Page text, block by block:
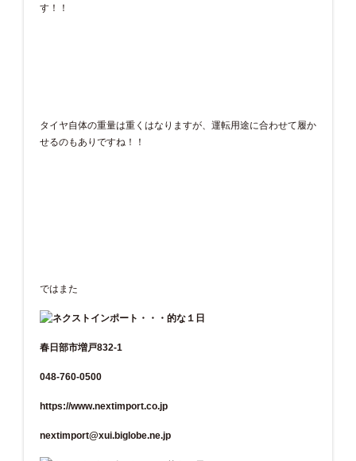
す！！
タイヤ自体の重量は重くはなりますが、運転用途に合わせて履か
せるのもありですね！！
ではまた
春日部市増戸832-1
048-760-0500
https://www.nextimport.co.jp
nextimport@xui.biglobe.ne.jp